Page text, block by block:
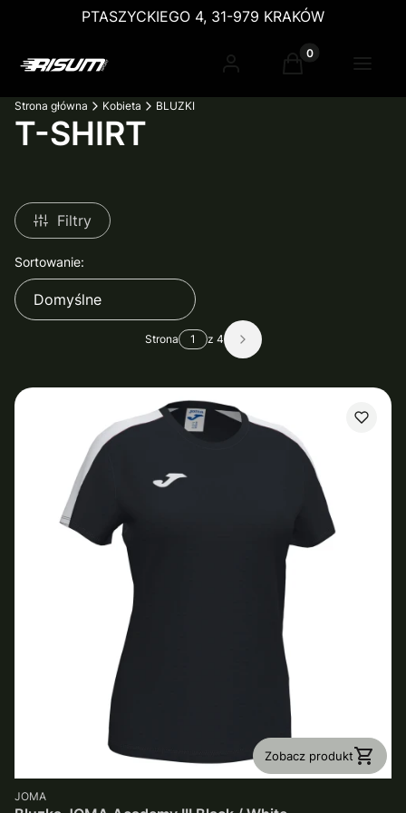
PTASZYCKIEGO 4, 31-979 KRAKÓW
Zaloguj sięProdukty w
Koszyk Menu
Strona główna Kobieta BLUZKI
T-SHIRT
Filtry
Lista produktów
Sortowanie:
Domyślne
Strona z 4 Następne produkty
Zobacz produkt
PRODUCENT
JOMA